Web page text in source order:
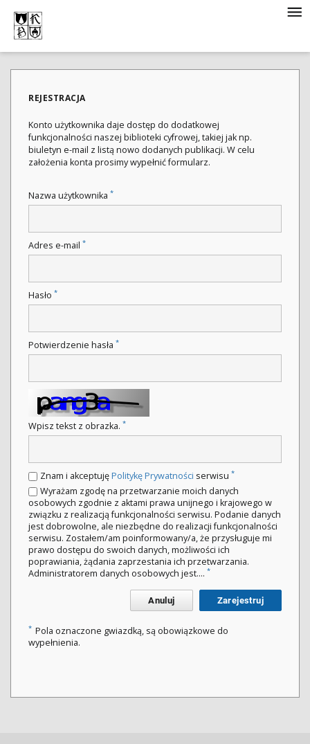
REJESTRACJA
Konto użytkownika daje dostęp do dodatkowej
funkcjonalności naszej biblioteki cyfrowej, takiej jak np.
biuletyn e-mail z listą nowo dodanych publikacji. W celu
założenia konta prosimy wypełnić formularz.
Nazwa użytkownika *
Adres e-mail *
Hasło *
Potwierdzenie hasła *
Wpisz tekst z obrazka. *
Znam i akceptujęPolitykę Prywatności serwisu *
Wyrażam zgodę na przetwarzanie moich danych
osobowych zgodnie z aktami prawa unijnego i krajowego w
związku z realizacją funkcjonalności serwisu. Podanie danych
jest dobrowolne, ale niezbędne do realizacji funkcjonalności
serwisu. Zostałem/am poinformowany/a, że przysługuje mi
prawo dostępu do swoich danych, możliwości ich
poprawiania, żądania zaprzestania ich przetwarzania.
Administratorem danych osobowych jest.... *
Anuluj Zarejestruj
* Pola oznaczone gwiazdką, są obowiązkowe do
wypełnienia.